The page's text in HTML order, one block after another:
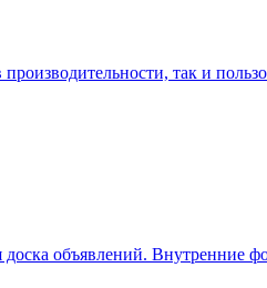
так и
объявлений. Внутренние